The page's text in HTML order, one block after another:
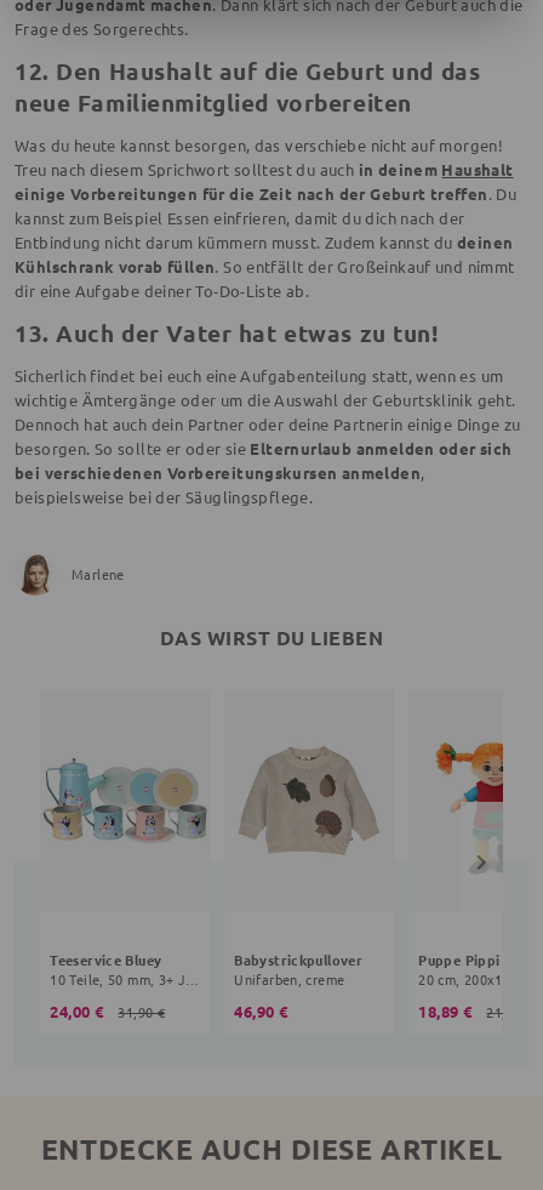
oder Jugendamt machen. Dann klärt sich nach der Geburt auch die
Frage des Sorgerechts.
12. Den Haushalt auf die Geburt und das
neue Familienmitglied vorbereiten
Was du heute kannst besorgen, das verschiebe nicht auf morgen!
Treu nach diesem Sprichwort solltest du auch in deinem Haushalt
einige Vorbereitungen für die Zeit nach der Geburt treffen. Du
kannst zum Beispiel Essen einfrieren, damit du dich nach der
Entbindung nicht darum kümmern musst. Zudem kannst dudeinen
Kühlschrank vorab füllen. So entfällt der Großeinkauf und nimmt
dir eine Aufgabe deiner To-Do-Liste ab.
13. Auch der Vater hat etwas zu tun!
Sicherlich findet bei euch eine Aufgabenteilung statt, wenn es um
wichtige Ämtergänge oder um die Auswahl der Geburtsklinik geht.
Dennoch hat auch dein Partner oder deine Partnerin einige Dinge zu
besorgen. So sollte er oder sie Elternurlaub anmelden oder sich
bei verschiedenen Vorbereitungskursen anmelden,
beispielsweise bei der Säuglingspflege.
Marlene
DAS WIRST DU LIEBEN
Teeservice Bluey
24,00 € 31,90 €
Babystrickpullover
Unifarben, creme
46,90 € 18,89 € 21,90 €
ENTDECKE AUCH DIESE ARTIKEL